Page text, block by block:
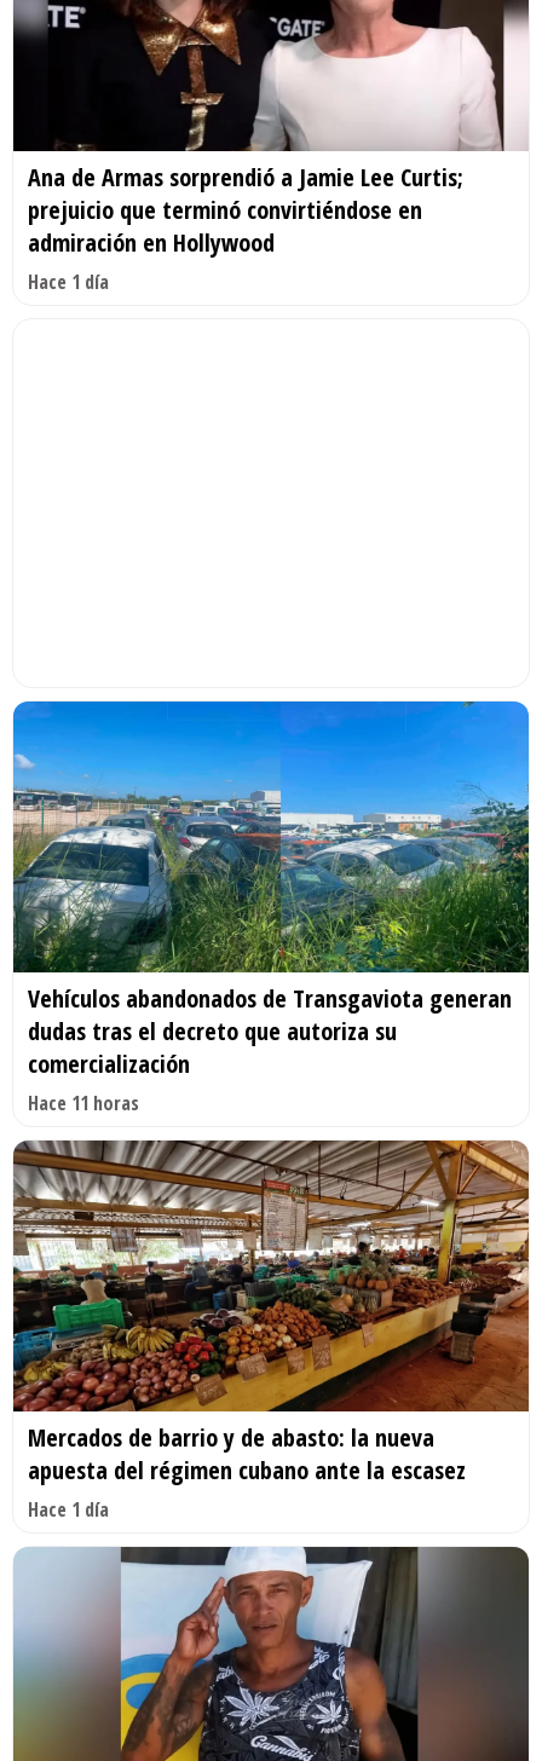
Ana de Armas sorprendió a Jamie Lee Curtis;
prejuicio que terminó convirtiéndose en
admiración en Hollywood
Hace 1 día
Vehículos abandonados de Transgaviota generan
dudas tras el decreto que autoriza su
comercialización
Hace 11 horas
Mercados de barrio y de abasto: la nueva
apuesta del régimen cubano ante la escasez
Hace 1 día